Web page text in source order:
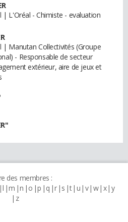
| L'Oréal - Chimiste - evaluation
| Manutan Collectivités (Groupe
- Responsable de secteur
extérieur, aire de jeux et
des membres :
l m n o p q r s t u v w x y
z